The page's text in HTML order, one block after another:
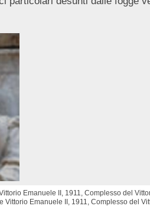
Emanuele II, 1911, Complesso del
Emanuele II, 1911, Complesso del